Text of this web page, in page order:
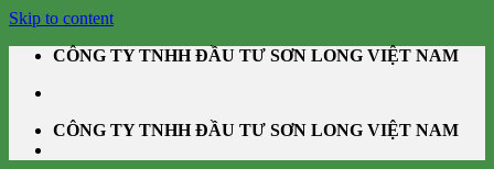
Skip to content
CÔNG TY TNHH ĐẦU TƯ SƠN LONG VIỆT NAM
CÔNG TY TNHH ĐẦU TƯ SƠN LONG VIỆT NAM